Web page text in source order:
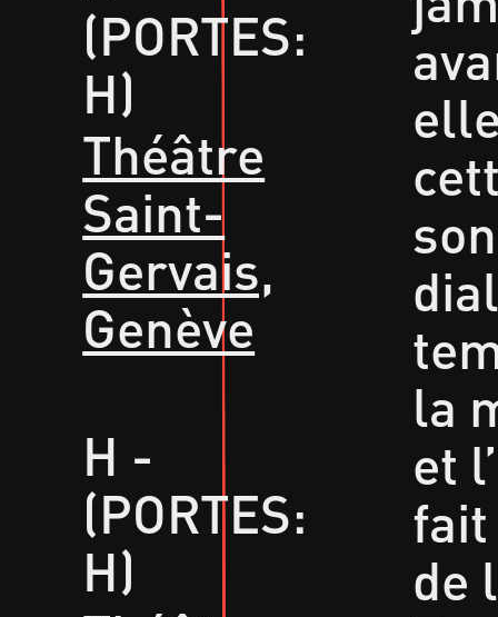
(PORTES:
H)
Théâtre
Saint-
Gervais,
Genève
H -
(PORTES:
H)
la
et
de